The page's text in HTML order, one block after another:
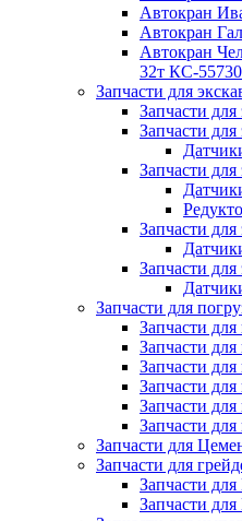
Автокран
Автокран
Автокран
32т КС-
Запчасти для
Запчасти для
Запчасти для
Запчасти для
Запчасти
Запчасти для
Запчасти для
Запчасти
Запчасти
Запчасти
Запчасти
Запчасти
Запчасти
Запчасти для
Запчасти для
Запчасти
Запчасти